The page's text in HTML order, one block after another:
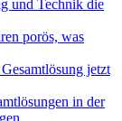
und Technik die
porös, was
jetzt
in der